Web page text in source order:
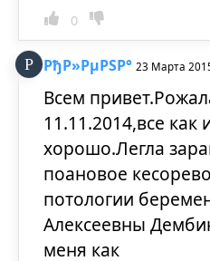
0
РђР»РµРЅР° 23 Марта
Всем
11.11.2014,все
хорошо.Легла
поановое
потологии
Алексеевны
меня как